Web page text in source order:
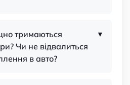
тримаються
Чи не відвалиться
в авто?